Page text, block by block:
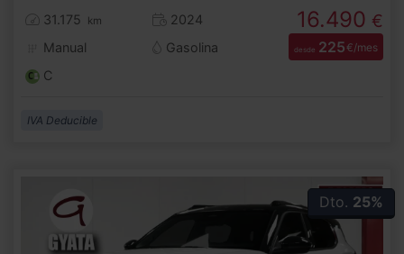
31.175 km
2024
Manual
Gasolina
C
16.490 €
desde 225€/mes
IVA Deducible
Dto. 25%